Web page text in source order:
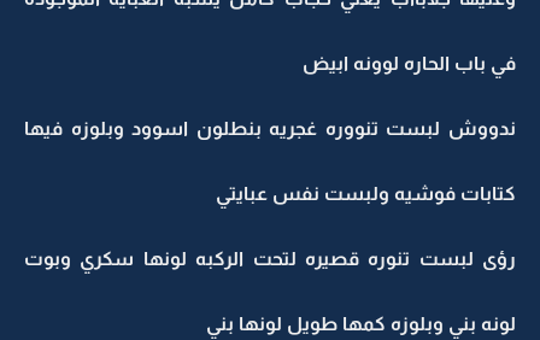
في باب الحاره لوونه ابيض
ندووش لبست تنووره غجريه بنطلون اسوود وبلوزه فيها
كتابات فوشيه ولبست نفس عبايتي
رؤى لبست تنوره قصيره لتحت الركبه لونها سكري وبوت
لونه بني وبلوزه كمها طويل لونها بني